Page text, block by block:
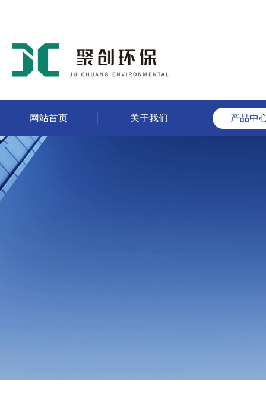
网站首页 关于我们 产品中